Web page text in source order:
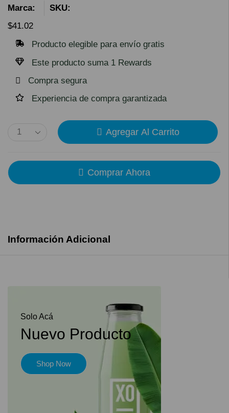
Marca:
SKU:
$41.02
Producto elegible para envío gratis
Este producto suma 1 Rewards
Compra segura
Experiencia de compra garantizada
Agregar Al Carrito
Comprar Ahora
Información Adicional
Solo Acá
Nuevo Producto
Shop Now